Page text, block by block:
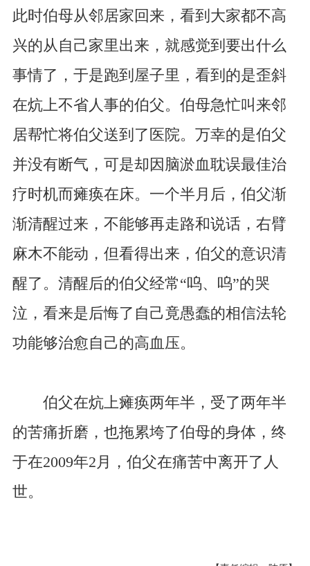
此时伯母从邻居家回来，看到大家都不高
兴的从自己家里出来，就感觉到要出什么
事情了，于是跑到屋子里，看到的是歪斜
在炕上不省人事的伯父。伯母急忙叫来邻
居帮忙将伯父送到了医院。万幸的是伯父
并没有断气，可是却因脑淤血耽误最佳治
疗时机而瘫痪在床。一个半月后，伯父渐
渐清醒过来，不能够再走路和说话，右臂
麻木不能动，但看得出来，伯父的意识清
醒了。清醒后的伯父经常“呜、呜”的哭
泣，看来是后悔了自己竟愚蠢的相信法轮
功能够治愈自己的高血压。
伯父在炕上瘫痪两年半，受了两年半
的苦痛折磨，也拖累垮了伯母的身体，终
于在2009年2月，伯父在痛苦中离开了人
世。